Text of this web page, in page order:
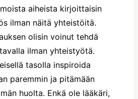
aiheista kirjoittaisin
ilman näitä yhteistöitä.
olisin voinut tehdä
ilman yhteistyötä.
tasolla inspiroida
paremmin ja pitämään
huolta. Enkä ole lääkäri,